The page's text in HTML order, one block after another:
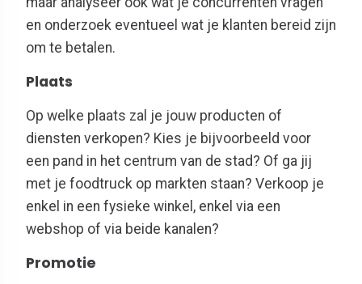
en onderzoek eventueel wat je klanten bereid zijn
om te betalen.
Plaats
Op welke plaats zal je jouw producten of
diensten verkopen? Kies je bijvoorbeeld voor
een pand in het centrum van de stad? Of ga jij
met je foodtruck op markten staan? Verkoop je
enkel in een fysieke winkel, enkel via een
webshop of via beide kanalen?
Promotie